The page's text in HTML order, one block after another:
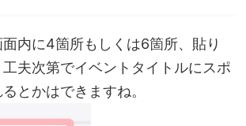
内に4箇所もしくは6箇所、貼り
夫次第でイベントタイトルにスポ
とかはできますね。